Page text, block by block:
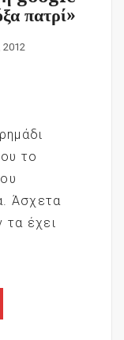
πατρί»
2012
το
Άσχετα
τα έχει